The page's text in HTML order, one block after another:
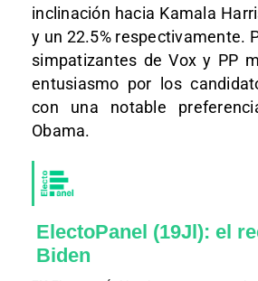
inclinación hacia Kamala
y un 22.5% respectivamente.
simpatizantes de Vox y PP
entusiasmo por los
con una notable
Obama.